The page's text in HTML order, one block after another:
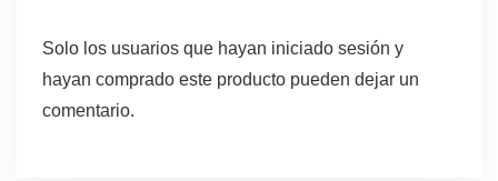
Solo los usuarios que hayan iniciado sesión y
hayan comprado este producto pueden dejar un
comentario.